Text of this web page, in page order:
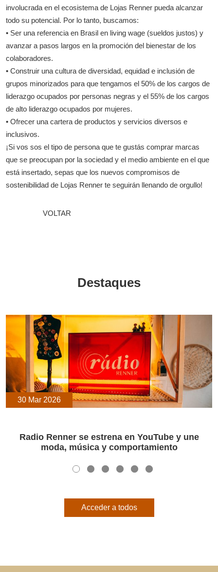
involucrada en el ecosistema de Lojas Renner pueda alcanzar
todo su potencial. Por lo tanto, buscamos:
• Ser una referencia en Brasil en living wage (sueldos justos) y
avanzar a pasos largos en la promoción del bienestar de los
colaboradores.
• Construir una cultura de diversidad, equidad e inclusión de
grupos minorizados para que tengamos el 50% de los cargos de
liderazgo ocupados por personas negras y el 55% de los cargos
de alto liderazgo ocupados por mujeres.
• Ofrecer una cartera de productos y servicios diversos e
inclusivos.
¡Si vos sos el tipo de persona que te gustás comprar marcas
que se preocupan por la sociedad y el medio ambiente en el que
está insertado, sepas que los nuevos compromisos de
sostenibilidad de Lojas Renner te seguirán llenando de orgullo!
VOLTAR
Destaques
30 Mar 2026
Radio Renner se estrena en YouTube y une
moda, música y comportamiento
Acceder a todos